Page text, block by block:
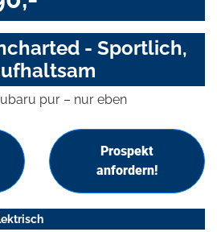
- Sportlich,
pur – nur eben
Prospekt
anfordern!